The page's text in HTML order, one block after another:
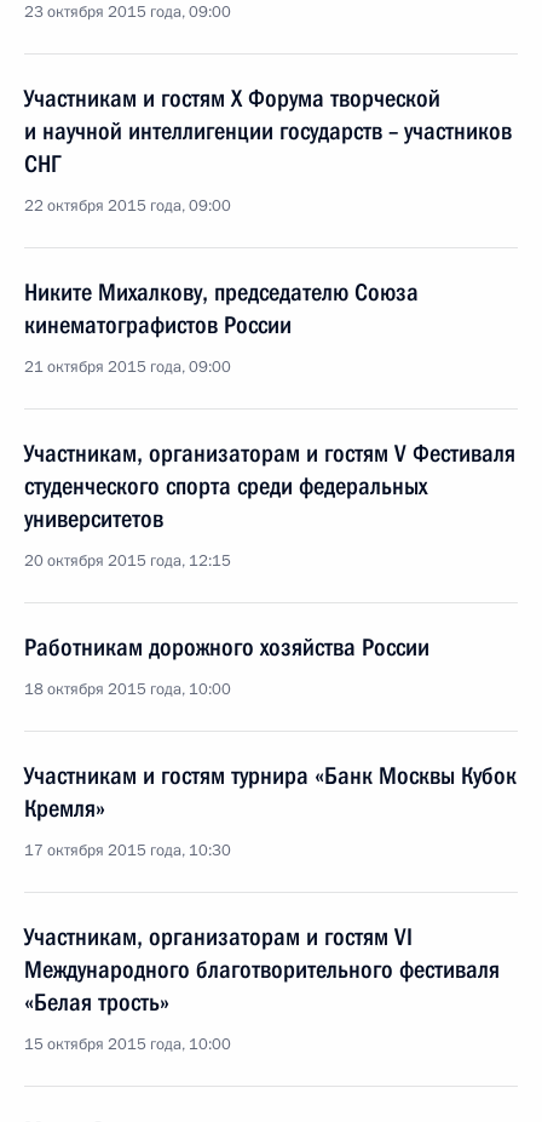
23 октября 2015 года, 09:00
Участникам и гостям X Форума творческой
и научной интеллигенции государств – участников
СНГ
22 октября 2015 года, 09:00
Никите Михалкову, председателю Союза
кинематографистов России
21 октября 2015 года, 09:00
Участникам, организаторам и гостям V Фестиваля
студенческого спорта среди федеральных
университетов
20 октября 2015 года, 12:15
Работникам дорожного хозяйства России
18 октября 2015 года, 10:00
Участникам и гостям турнира «Банк Москвы Кубок
Кремля»
17 октября 2015 года, 10:30
Участникам, организаторам и гостям VI
Международного благотворительного фестиваля
«Белая трость»
15 октября 2015 года, 10:00